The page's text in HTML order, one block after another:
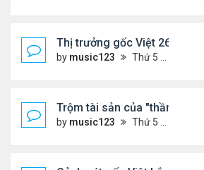
Thị trưởng gốc Việt 26t bị
by music123 Thứ 5 Tháng 11 13, 2025 2:34 pm
Trộm tài sản của "thần bài"
by music123 Thứ 5 Tháng 11 13, 2025 2:25 pm